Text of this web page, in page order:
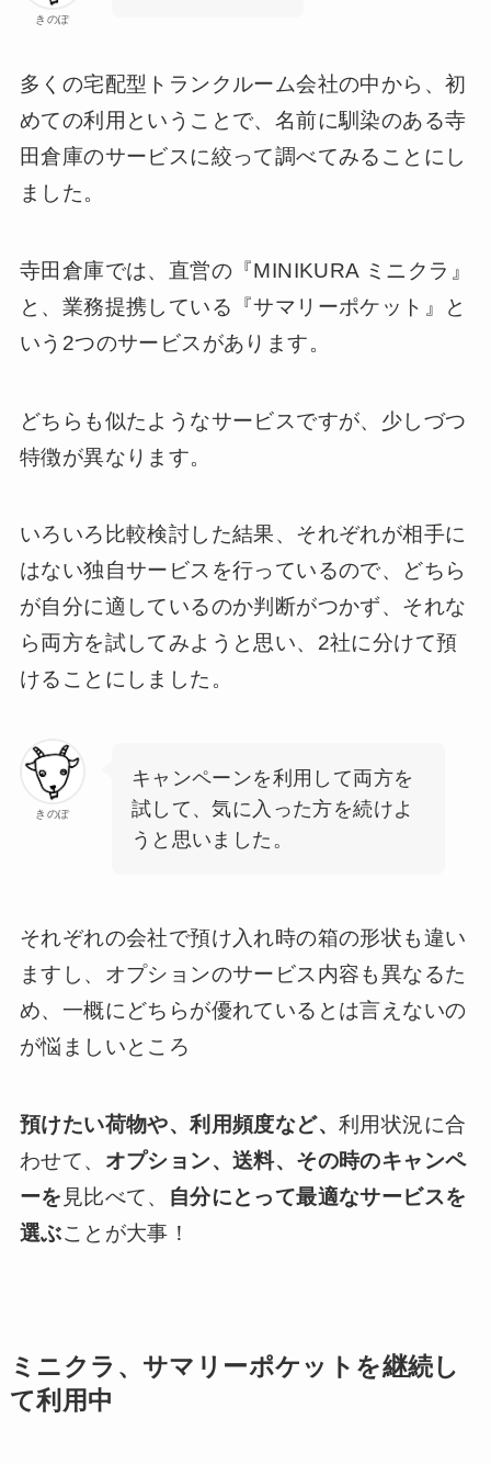
きのぽ
多くの宅配型トランクルーム会社の中から、初
めての利用ということで、名前に馴染のある寺
田倉庫のサービスに絞って調べてみることにし
ました。
寺田倉庫では、直営の『MINIKURA ミニクラ』
と、業務提携している『サマリーポケット』と
いう2つのサービスがあります。
どちらも似たようなサービスですが、少しづつ
特徴が異なります。
いろいろ比較検討した結果、それぞれが相手に
はない独自サービスを行っているので、どちら
が自分に適しているのか判断がつかず、それな
ら両方を試してみようと思い、2社に分けて預
けることにしました。
きのぽ
キャンペーンを利用して両方を
試して、気に入った方を続けよ
うと思いました。
それぞれの会社で預け入れ時の箱の形状も違い
ますし、オプションのサービス内容も異なるた
め、一概にどちらが優れているとは言えないの
が悩ましいところ
預けたい荷物や、利用頻度など、 利用状況に合
わせて、 オプション、送料、その時のキャンペ
ーを 見比べて、
自分にとって最適なサービスを
選ぶことが大事！
ミニクラ、サマリーポケットを継続し
て利用中